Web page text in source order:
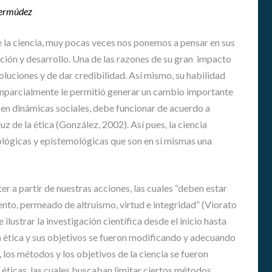
S
H
I
S
R
I
M
I
A
S
U
Í
P
R
A
A
I
ciencia, muy pocas veces nos ponemos a pensar en sus
y desarrollo. Una de las razones de su gran impacto
y de dar credibilidad. Así mismo, su habilidad
le permitió generar un cambio importante
dinámicas sociales, debe funcionar de acuerdo a
de la ética (González, 2002). Así pues, la ciencia
y epistemológicas que son en sí mismas una
a partir de nuestras acciones, las cuales “deben estar
permeado de altruismo, virtud e integridad” (Viorato
ilustrar la investigación científica desde el inicio hasta
ética y sus objetivos se fueron modificando y adecuando
métodos y los objetivos de la ciencia se fueron
las cuales buscaban limitar ciertos métodos,